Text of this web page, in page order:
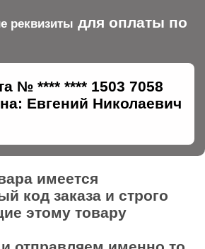
реквизиты для оплаты по
№ **** **** 1503 7058
Евгений Николаевич
имеется
код заказа и строго
этому товару